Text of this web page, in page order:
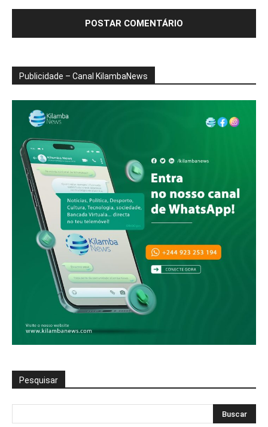
Publicidade – Canal KilambaNews
Pesquisar